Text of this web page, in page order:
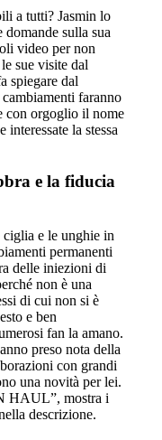
a tutti? Jasmin lo
domande sulla sua
video per non
sue visite dal
spiegare dal
faranno
con orgoglio il nome
interessate la stessa
e la fiducia
ciglia e le unghie in
permanenti
delle iniezioni di
non è una
di cui non si è
e ben
fan la amano.
preso nota della
con grandi
una novità per lei.
HAUL”, mostra i
descrizione.